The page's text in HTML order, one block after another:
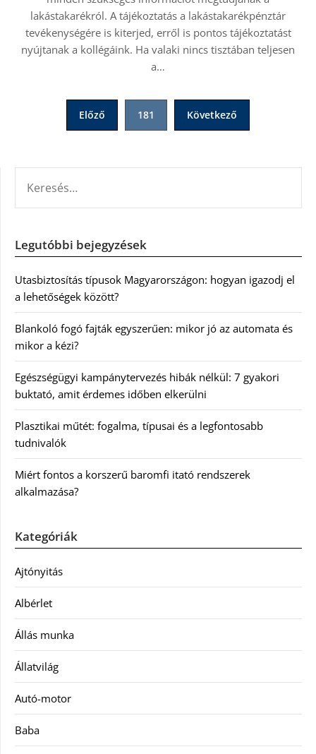
lakástakarékról. A tájékoztatás a lakástakarékpénztár
tevékenységére is kiterjed, erről is pontos tájékoztatást
nyújtanak a kollégáink. Ha valaki nincs tisztában teljesen
a…
Bejegyzések
lapozása
Előző 181 Következő
Legutóbbi bejegyzések
Utasbiztosítás típusok Magyarországon: hogyan igazodj el
a lehetőségek között?
Blankoló fogó fajták egyszerűen: mikor jó az automata és
mikor a kézi?
Egészségügyi kampánytervezés hibák nélkül: 7 gyakori
buktató, amit érdemes időben elkerülni
Plasztikai műtét: fogalma, típusai és a legfontosabb
tudnivalók
Miért fontos a korszerű baromfi itató rendszerek
alkalmazása?
Kategóriák
Ajtónyitás
Albérlet
Állás munka
Állatvilág
Autó-motor
Baba